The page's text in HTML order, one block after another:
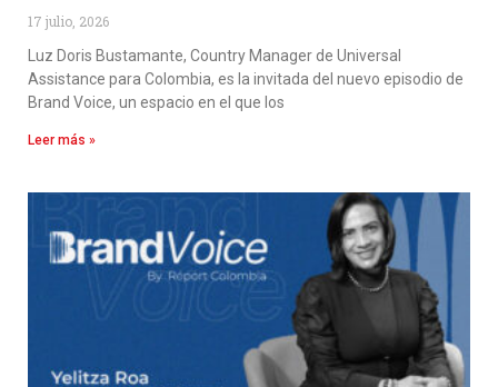
17 julio, 2026
Luz Doris Bustamante, Country Manager de Universal
Assistance para Colombia, es la invitada del nuevo episodio de
Brand Voice, un espacio en el que los
Leer más »